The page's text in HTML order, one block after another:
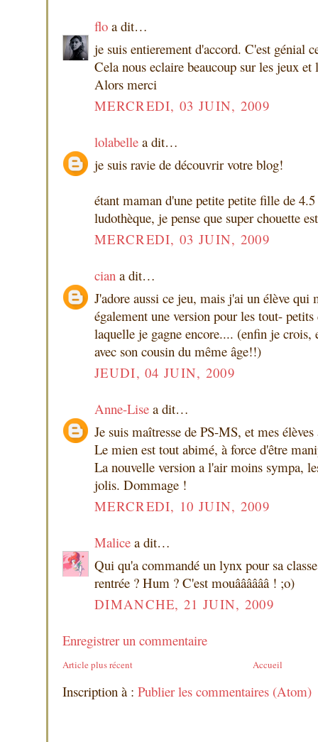
flo a dit…
je suis entierement d'accord. C'est génial
Cela nous eclaire beaucoup sur les jeux et
Alors merci
MERCREDI, 03 JUIN, 2009
lolabelle a dit…
je suis ravie de découvrir votre blog!
étant maman d'une petite petite fille de
ludothèque, je pense que super chouette
MERCREDI, 03 JUIN, 2009
cian a dit…
J'adore aussi ce jeu, mais j'ai un élève qui
également une version pour les tout-
laquelle je gagne encore.... (enfin je crois,
avec son cousin du même âge!!)
JEUDI, 04 JUIN, 2009
Anne-Lise a dit…
Je suis maîtresse de PS-MS, et mes
Le mien est tout abimé, à force d'être
La nouvelle version a l'air moins sympa,
jolis. Dommage !
MERCREDI, 10 JUIN, 2009
Malice a dit…
Qui qu'a commandé un lynx pour sa
rentrée ? Hum ? C'est mouââââââ ! ;o)
DIMANCHE, 21 JUIN, 2009
Enregistrer un commentaire
Article plus récent Accueil
Inscription à : Publier les commentaires (Atom)